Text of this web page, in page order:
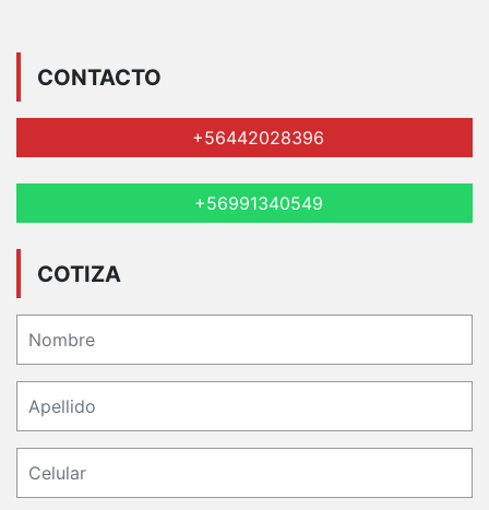
CONTACTO
+56442028396
+56991340549
COTIZA